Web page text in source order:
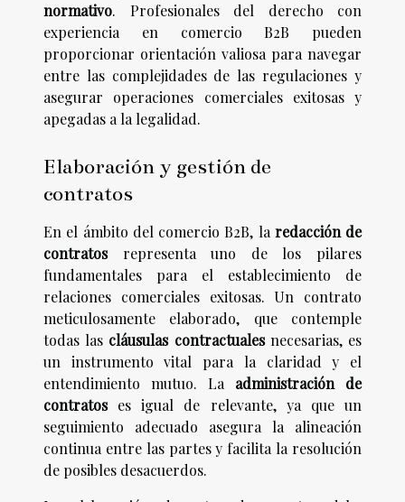
normativo. Profesionales del derecho con
experiencia en comercio B2B pueden
proporcionar orientación valiosa para navegar
entre las complejidades de las regulaciones y
asegurar operaciones comerciales exitosas y
apegadas a la legalidad.
Elaboración y gestión de
contratos
En el ámbito del comercio B2B, laredacción de
contratosrepresenta uno de los pilares
fundamentales para el establecimiento de
relaciones comerciales exitosas. Un contrato
meticulosamente elaborado, que contemple
todas las cláusulas contractualesnecesarias, es
un instrumento vital para la claridad y el
entendimiento mutuo. La administración de
contratoses igual de relevante, ya que un
seguimiento adecuado asegura la alineación
continua entre las partes y facilita la resolución
de posibles desacuerdos.